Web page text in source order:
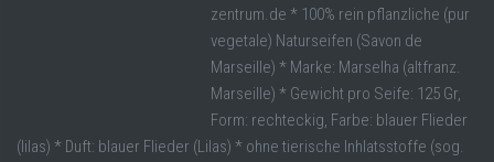
zentrum.de * 100% rein pflanzliche (pur
vegetale) Naturseifen (Savon de
Marseille) * Marke: Marselha (altfranz.
Marseille) * Gewicht pro Seife: 125 Gr,
Form: rechteckig, Farbe: blauer Flieder
(lilas) * Duft: blauer Flieder (Lilas) * ohne tierische Inhlatsstoffe (sog.